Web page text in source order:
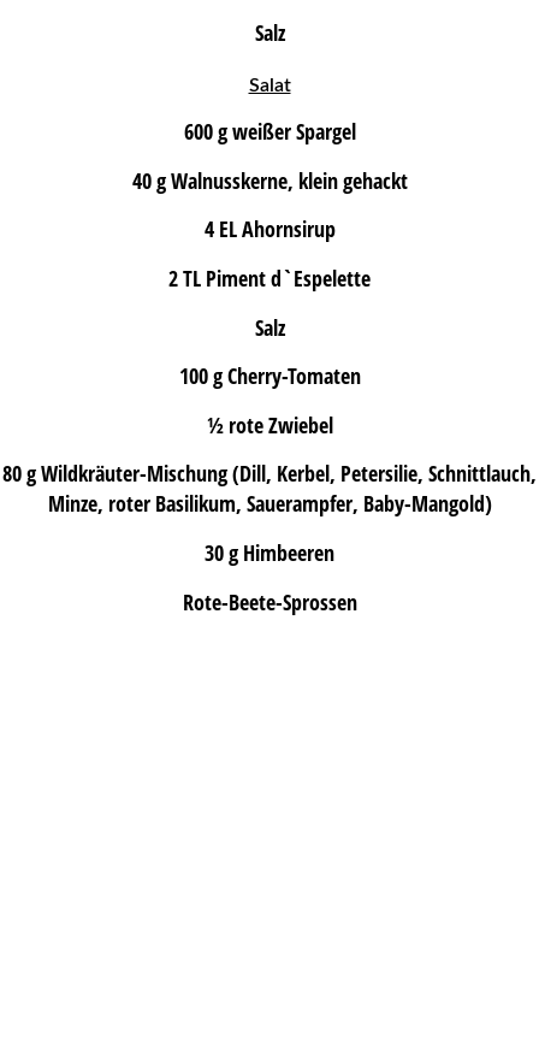
Salz
Salat
600 g weißer Spargel
40 g Walnusskerne, klein gehackt
4 EL Ahornsirup
2 TL Piment d`Espelette
Salz
100 g Cherry-Tomaten
½ rote Zwiebel
80 g Wildkräuter-Mischung (Dill, Kerbel, Petersilie, Schnittlauch,
Minze, roter Basilikum, Sauerampfer, Baby-Mangold)
30 g Himbeeren
Rote-Beete-Sprossen